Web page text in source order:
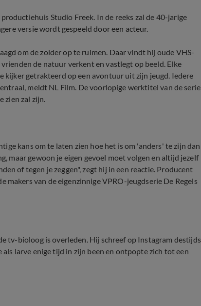
Studio Freek. In de reeks zal de 40-jarige
versie wordt gespeeld door een acteur.
om de zolder op te ruimen. Daar vindt hij oude VHS-
de natuur verkent en vastlegt op beeld. Elke
kijker getrakteerd op een avontuur uit zijn jeugd. Iedere
meldt NL Film. De voorlopige werktitel van de serie
zien zal zijn.
kans om te laten zien hoe het is om 'anders' te zijn dan
maar gewoon je eigen gevoel moet volgen en altijd jezelf
of tegen je zeggen", zegt hij in een reactie. Producent
van de eigenzinnige VPRO-jeugdserie De Regels
tv-bioloog is overleden. Hij schreef op Instagram destijds
larve enige tijd in zijn been en ontpopte zich tot een
gender reveal'